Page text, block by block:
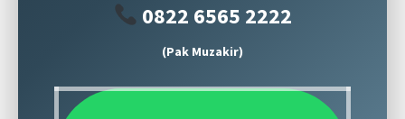
0822 6565 2222
(Pak Muzakir)